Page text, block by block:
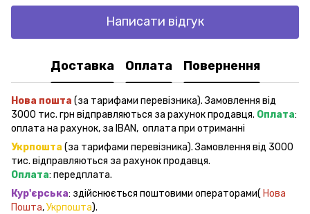
Написати відгук
Доставка Оплата Повернення
Нова пошта (за тарифами перевізника). Замовлення від
3000 тис. грн відправляються за рахунок продавця. Оплата:
оплата на рахунок, за IBAN, оплата при отриманні
Укрпошта (за тарифами перевізника). Замовлення від 3000
тис. відправляються за рахунок продавця.
Оплата: передплата.
Кур'єрська: здійснюється поштовими операторами( Нова
Пошта,Укрпошта).